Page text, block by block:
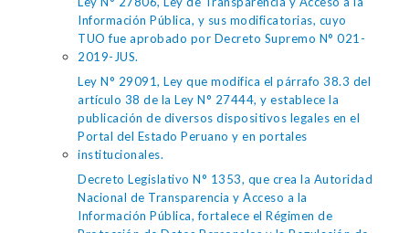
Información Pública, y sus modificatorias, cuyo
TUO fue aprobado por Decreto Supremo N° 021-
2019-JUS.
Ley N° 29091, Ley que modifica el párrafo 38.3 del
artículo 38 de la Ley N° 27444, y establece la
publicación de diversos dispositivos legales en el
Portal del Estado Peruano y en portales
institucionales.
Decreto Legislativo N° 1353, que crea la Autoridad
Nacional de Transparencia y Acceso a la
Información Pública, fortalece el Régimen de